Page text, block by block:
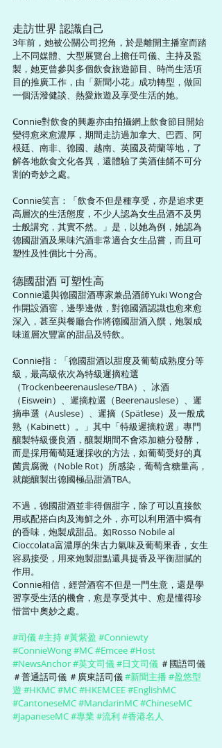
走訪世界 認識自己
3年前，她被公關公司挖角，於是離開主播室而踏
上不同媒體、大型展覽台上擔任司儀、主持及監
製，她更曾參與多個飲食旅遊節目、時尚生活項
目的推廣工作，由「新聞小花」成功轉型，做回
一個活潑健談、熱愛旅遊及享受生活的她。
Connie對飲食的興趣亦由拍攝網上飲食節目開始
變得愈來愈濃厚，期間走訪過加拿大、巴西、阿
根廷、南非、德國、越南、英國及荷蘭等地，了
解各地飲食文化各異，還體驗了美酒佳餚不可分
割的奇妙之處。
Connie笑言：「飲食不但是種享受，亦是追求更
高層次的生活態度，不少人認為女生品酒不及男
士般講究，其實不然。」是，以她為例，她認為
德國甜酒及果味汽酒非常適合女生品嘗，而且可
塑性及性價比十分高。
德國甜酒 可塑性高
Connie還與德國甜酒專家兼品酒師Yuki Wong合
作開設酒窖，邊學邊做，對德國酒認識也愈來愈
深入，甚至與餐廳合作將德國甜酒入饌，炮製成
味道層次豐富的甜品及特飲。
Connie指：「德國甜酒以甜度及葡萄成熟度分等
級，最高級依次為特級遲摘粒選
（Trockenbeerenauslese/TBA）、冰酒
（Eiswein）、遲摘粒選（Beerenauslese）、遲
摘串選（Auslese）、遲摘（Spätlese）及一般成
熟（Kabinett）。」其中「特級遲摘粒選」專門
釀製特級優良酒，釀製期間不會添加糖分發酵，
而是採用葡萄延遲採收的方法，如葡萄受好的真
菌貴腐黴（Noble Rot）所感染，葡萄含糖量高，
就能釀製出德國極品甜酒TBA。
不過，德國甜酒並非得個甜字，除了可以直接飲
用或配搭白肉及海鮮之外，亦可以利用酒中獨有
的香味，炮製成甜品。如Rosso Nobile al
Cioccolata富濃厚的朱古力氣味及葡萄果香，女生
容易接受，用來炮製甜點還具提香及平衡甜膩的
作用。
Connie相信，經營酒窖不但是一門生意，還是學
習享受生活的機會，愈是享受其中、愈是懂得珍
惜當中奧妙之處。
#司儀#主持#黃紫盈 #Conniewty
#ConnieWong#MC#Emcee#Host
#NewsAnchor#英文司儀#日文司儀 ＃國語司儀
＃普通話司儀 ＃廣東話司儀 #新聞主播 #盈悠型
遊 #HKMC#MC#HKEMCEE#EnglishMC
#CantoneseMC#MandarinMC#ChineseMC
#JapaneseMC#專業 #流利 #香港名人